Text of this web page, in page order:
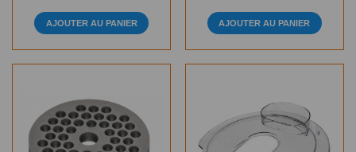
AJOUTER AU PANIER AJOUTER AU PANIER